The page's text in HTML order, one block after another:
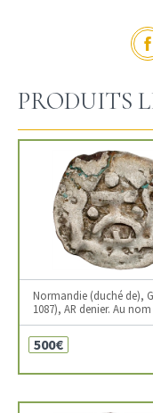
PRODUITS
Normandie (duché de),
1087), AR denier. Au
500€